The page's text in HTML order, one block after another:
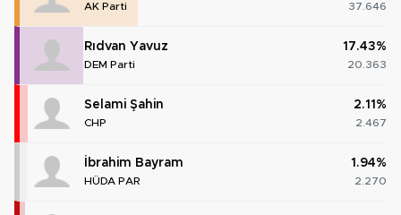
AK Parti 37.646
Rıdvan Yavuz
DEM Parti
17.43%
20.363
Selami Şahin
CHP
2.11%
2.467
İbrahim Bayram
HÜDA PAR
1.94%
2.270